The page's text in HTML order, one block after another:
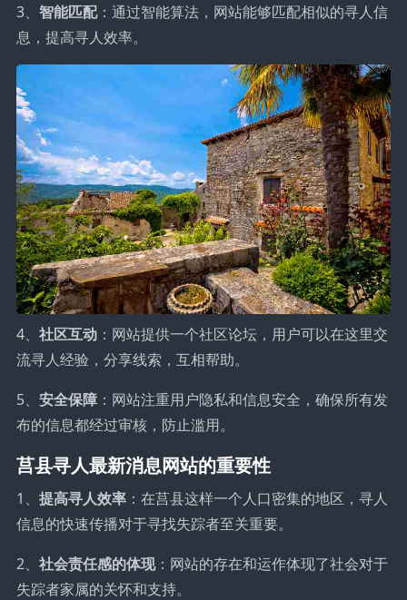
3、 智能匹配：通过智能算法，网站能够匹配相似的寻人信
息，提高寻人效率。
4、 社区互动：网站提供一个社区论坛，用户可以在这里交
流寻人经验，分享线索，互相帮助。
5、 安全保障：网站注重用户隐私和信息安全，确保所有发
布的信息都经过审核，防止滥用。
莒县寻人最新消息网站的重要性
1、 提高寻人效率：在莒县这样一个人口密集的地区，寻人
信息的快速传播对于寻找失踪者至关重要。
2、 社会责任感的体现：网站的存在和运作体现了社会对于
失踪者家属的关怀和支持。